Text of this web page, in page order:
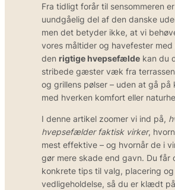
Fra tidligt forår til sensommeren
uundgåelig del af den danske
men det betyder ikke, at vi
vores måltider og havefester med
den rigtige hvepsefælde kan du
stribede gæster væk fra
og grillens pølser – uden at gå på
med hverken komfort eller
I denne artikel zoomer vi ind på,
hvepsefælder faktisk virker,
mest effektive – og hvornår de i
gør mere skade end gavn. Du får
konkrete tips til valg, placering og
vedligeholdelse, så du er klædt